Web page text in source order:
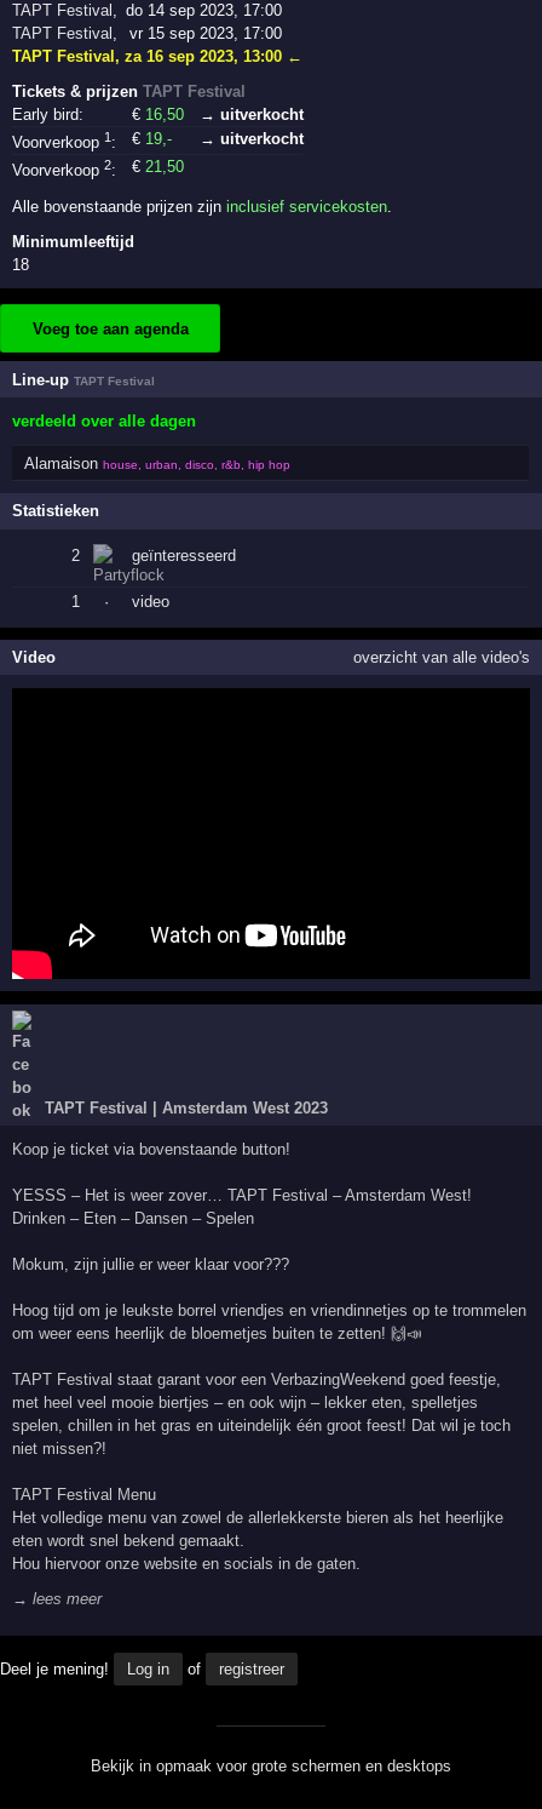
TAPT Festival , do 14 sep 2023, 17:00
TAPT Festival ,
vr 15 sep 2023, 17:00
TAPT Festival ,za 16 sep 2023, 13:00 ←
Tickets & prijzenTAPT Festival
Early bird:
€ 16,50
→ uitverkocht
Voorverkoop1 : € 19,-
→ uitverkocht
Voorverkoop2: €21,50
Alle bovenstaande prijzen zijninclusief servicekosten
Minimumleeftijd
18
Voeg toe aan agenda
Line-upTAPT Festival
verdeeld over alle dagen
Alamaison house, urban, disco, r&b, hip hop
Statistieken
2 geïnteresseerd
1 · video
Video overzicht van alle video's
TAPT Festival | Amsterdam West 2023
Koop je ticket via bovenstaande button!
YESSS – Het is weer zover… TAPT Festival – Amsterdam West!
Drinken – Eten – Dansen – Spelen
Mokum, zijn jullie er weer klaar voor???
Hoog tijd om je leukste borrel vriendjes en vriendinnetjes op te trommelen
om weer eens heerlijk de bloemetjes buiten te zetten! 🙌📣
TAPT Festival staat garant voor een VerbazingWeekend goed feestje,
met heel veel mooie biertjes – en ook wijn – lekker eten, spelletjes
spelen, chillen in het gras en uiteindelijk één groot feest! Dat wil je toch
niet missen?!
TAPT Festival Menu
Het volledige menu van zowel de allerlekkerste bieren als het heerlijke
eten wordt snel bekend gemaakt.
Hou hiervoor onze website en socials in de gaten.
→ lees meer
Deel je mening! Log in of registreer
Bekijk in opmaak voor grote schermen en desktops